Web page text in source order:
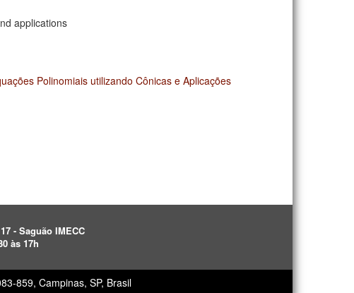
applications
Polinomiais utilizando Cônicas e Aplicações
- Saguão IMECC
às 17h
859, Campinas, SP, Brasil